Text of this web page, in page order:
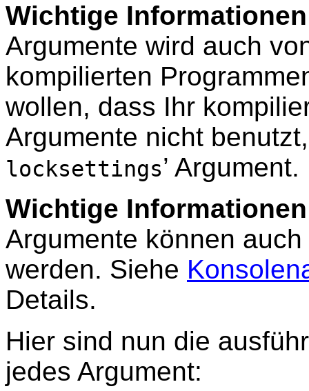
Wichtige
Argumente wird auch
kompilierten
wollen, dass Ihr
Argumente nicht
locksettings’ Argument.
Wichtige
Argumente können
werden. Siehe
Details.
Hier sind nun die
jedes Argument: